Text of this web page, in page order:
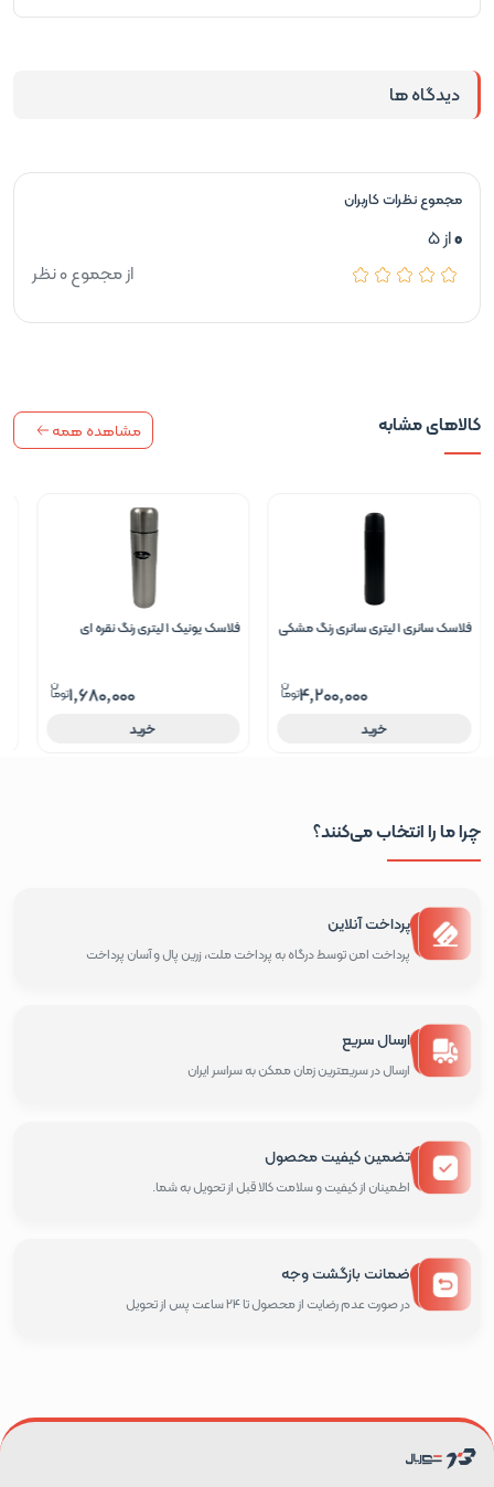
کالاهای مشابه مشاهده همه
فلاسک یونیک 1 لیتری رنگ نقره ای
1,680,000
دیدگاه ها
مجموع نظرات کاربران
0از 5
از مجموع 0 نظر
چرا ما را انتخاب می‌کنند؟
پرداخت آنلاین
پرداخت امن توسط درگاه به پرداخت ملت، زرین پال و آسان پرداخت
ارسال سریع
ارسال در سریعترین زمان ممکن به سراسر ایران
تضمین کیفیت محصول
اطمینان از کیفیت و سلامت کالا قبل از تحویل به شما.
ضمانت بازگشت وجه
در صورت عدم رضایت از محصول تا 24 ساعت پس از تحویل